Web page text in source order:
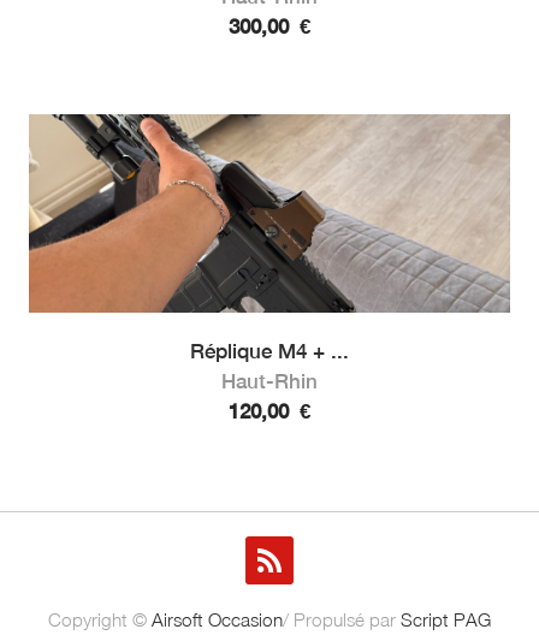
300,00 €
Réplique M4 + ...
Haut-Rhin
120,00 €
Copyright © Airsoft Occasion/ Propulsé par Script PAG